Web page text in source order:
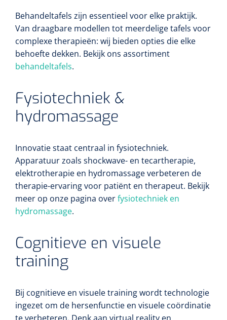
Schoenovertrek - non woven - 35 g/m² - wit - 1 x 400 st
Bastos Viegas 1001396
Absorberende kompressen - steriel - 20 x 20 cm - 1 x
30 st
Behandeltafels zijn essentieel voor elke praktijk.
Van draagbare modellen tot meerdelige tafels voor
complexe therapieën: wij bieden opties die elke
behoefte dekken. Bekijk ons assortiment
behandeltafels.
Fysiotechniek &
hydromassage
Innovatie staat centraal in fysiotechniek.
Apparatuur zoals shockwave- en tecartherapie,
elektrotherapie en hydromassage verbeteren de
therapie-ervaring voor patiënt en therapeut. Bekijk
meer op onze pagina overfysiotechniek en
hydromassage.
Cognitieve en visuele
training
Bij cognitieve en visuele training wordt technologie
ingezet om de hersenfunctie en visuele coördinatie